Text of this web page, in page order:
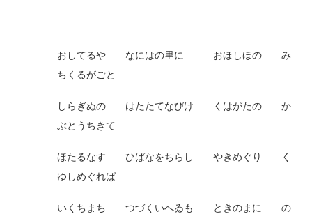
おしてるや なにはの里に おほしほの み
ちくるがごと
しらぎぬの はたたてなびけ くはがたの か
ぶとうちきて
ほたるなす ひばなをちらし やきめぐり く
ゆしめぐれば
いくちまち つづくいへゐも ときのまに の